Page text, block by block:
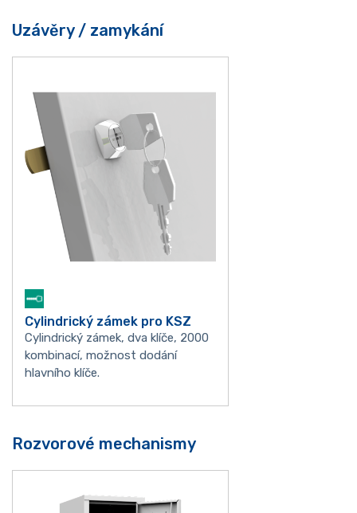
Uzávěry / zamykání
Cylindrický zámek pro KSZ
Cylindrický zámek, dva klíče, 2000
kombinací, možnost dodání
hlavního klíče.
Rozvorové mechanismy